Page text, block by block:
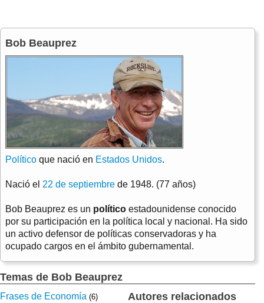
Bob Beauprez
Político que nació en Estados Unidos.
Nació el 22 de septiembre de 1948. (77 años)
Bob Beauprez es un político estadounidense conocido
por su participación en la política local y nacional. Ha sido
un activo defensor de políticas conservadoras y ha
ocupado cargos en el ámbito gubernamental.
Temas de Bob Beauprez
Frases de Economía (6) Autores relacionados